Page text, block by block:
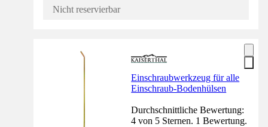
Nicht reservierbar
Einschraubwerkzeug für alle
Einschraub-Bodenhülsen
Durchschnittliche Bewertung:
4 von 5 Sternen. 1 Bewertung.